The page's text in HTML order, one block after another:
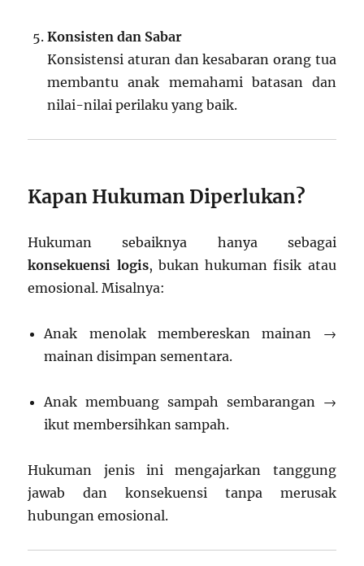
Konsisten dan Sabar
Konsistensi aturan dan kesabaran orang tua
membantu anak memahami batasan dan
nilai-nilai perilaku yang baik.
Kapan Hukuman Diperlukan?
Hukuman sebaiknya hanya sebagai
konsekuensi logis, bukan hukuman fisik atau
emosional. Misalnya:
Anak menolak membereskan mainan →
mainan disimpan sementara.
Anak membuang sampah sembarangan →
ikut membersihkan sampah.
Hukuman jenis ini mengajarkan tanggung
jawab dan konsekuensi tanpa merusak
hubungan emosional.